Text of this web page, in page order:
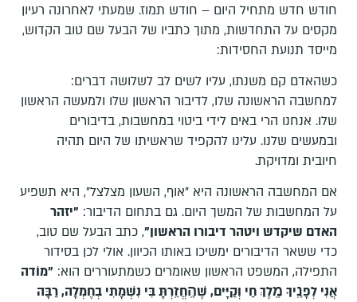
חודש חדש מתחיל היום – חודש תמוז. שמעתי לאחרונה רעיון
מקסים על התחדשות, מתוך כתביו של הבעל שם טוב הקדוש,
מייסד תנועת החסידות:
כשהאדם קם משנתו, עליו לשים לב לשלושה דברים:
למחשבה הראשונה שלו, לדיבור הראשון שלו ולמעשה הראשון
שלו. אנחנו הרי באים לידי ביטוי במחשבות, בדיבורים
ובמעשים שלנו. עלינו להקפיד שראשיתו של היום תהיה
חיובית ומדויקת.
אם המחשבה הראשונה היא "אוף, השעון מצלצל", היא תשפיע
על המחשבות של המשך היום. גם בתחום הדיבור: "יזהר
האדם שיקדש ויטהר דיבורו הראשון", כתב הבעל שם טוב,
כדי ששאר הדיבורים ימשיכו באותו הכיוון. אולי לכן בסידור
התפילה, המשפט הראשון שאומרים כשמתעוררים הוא: "מוֹדה
אֲנִי לְפָנֶֽיךָ מֶֽלֶךְ חַי וְקַיָּים, שֶׁהֶֽחֱזַֽרְתָּ בִּי נִשְׁמָתִי בְחֶמְלָה, רַבָּה